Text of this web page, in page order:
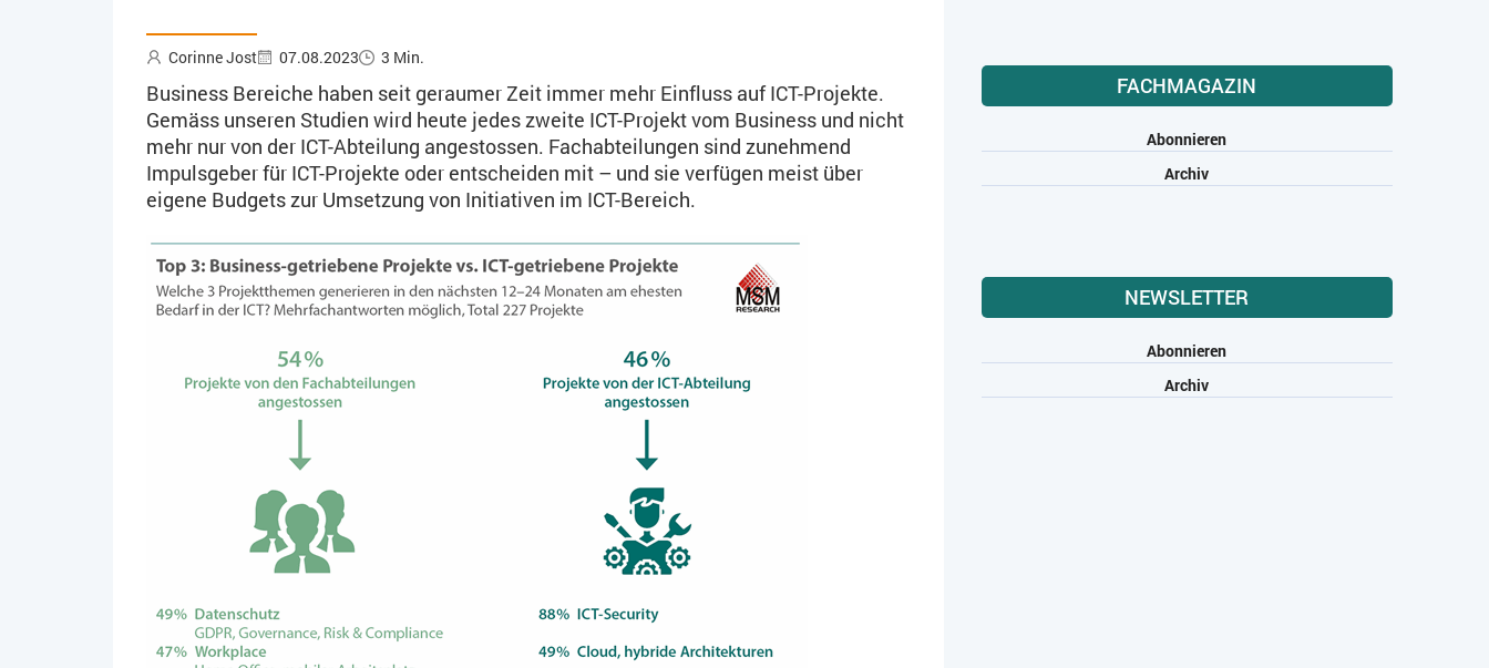
Corinne Jost 07.08.2023 3 Min.
Business Bereiche haben seit geraumer Zeit immer mehr Einfluss auf ICT-Projekte.
Gemäss unseren Studien wird heute jedes zweite ICT-Projekt vom Business und nicht
mehr nur von der ICT-Abteilung angestossen. Fachabteilungen sind zunehmend
Impulsgeber für ICT-Projekte oder entscheiden mit – und sie verfügen meist über
eigene Budgets zur Umsetzung von Initiativen im ICT-Bereich.
FACHMAGAZIN
Abonnieren
Archiv
NEWSLETTER
Abonnieren
Archiv